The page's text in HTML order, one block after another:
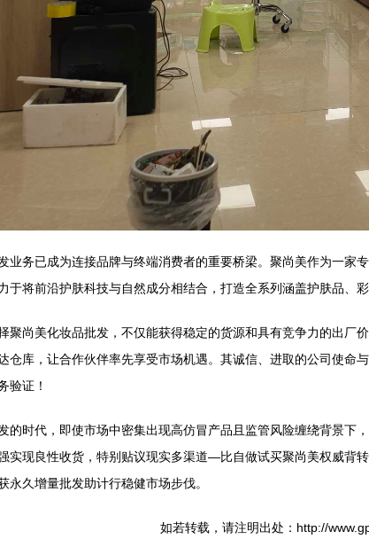
业务已成为连接品牌与终端消费者的重要桥梁。聚尚美作为一
于将前沿护肤科技与自然成分相结合，打造全系列涵盖护肤品、
聚尚美化妆品批发，不仅能获得稳定的货源和具有竞争力的出
仓库，让合作伙伴率先享受市场机遇。其诚信、进取的公司使
验证！
的时代，即使市场中密集出现高仿冒产品且监管风险缠绕背景下
实现良性收货，特别贴议现实多渠道—比自做试买聚尚美权威背
久增量批发助计行稳健市场步伐。
如若转载，请注明出处：http://